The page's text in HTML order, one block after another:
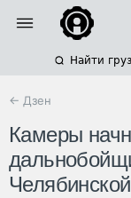
Найти
← Дзен
Камеры